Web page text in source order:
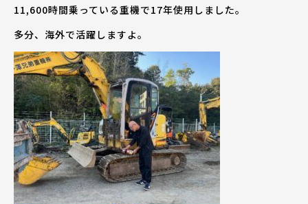
11,600時間乗っている重機で17年使用しました。
多分、海外で活躍しますよ。